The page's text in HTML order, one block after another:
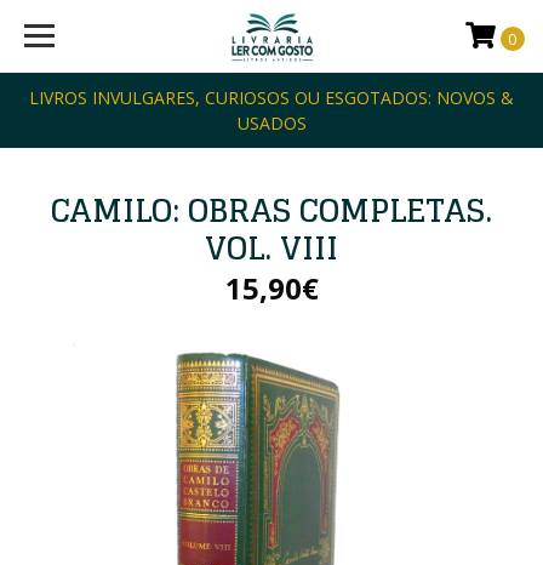
LIVROS INVULGARES, CURIOSOS OU ESGOTADOS: NOVOS &
USADOS
0
CAMILO: OBRAS COMPLETAS.
VOL. VIII
15,90€